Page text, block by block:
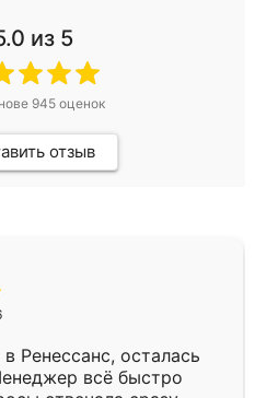
из 5
945оценок
отзыв
Ренессанс, осталась
всё быстро